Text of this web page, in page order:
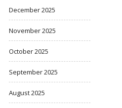
December 2025
November 2025
October 2025
September 2025
August 2025